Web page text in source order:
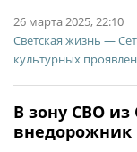
26 марта 2025, 22:10
Светская жизнь —
культурных
В зону СВО
внедорожник